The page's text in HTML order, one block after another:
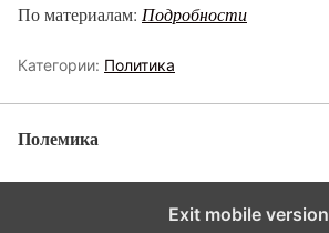
По материалам: Подробности
Категории: Политика
Полемика
Exit mobile version